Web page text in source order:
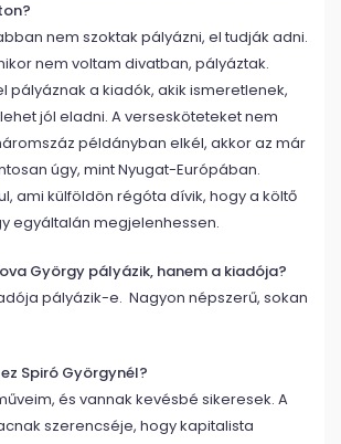
nem szoktak pályázni, el tudják adni.
nem voltam divatban, pályáztak.
pályáznak a kiadók, akik ismeretlenek,
jól eladni. A versesköteteket nem
példányban elkél, akkor az már
úgy, mint Nyugat-Európában.
ami külföldön régóta dívik, hogy a költő
egyáltalán megjelenhessen.
György pályázik, hanem a kiadója?
pályázik-e. Nagyon népszerű, sokan
Spiró Györgynél?
és vannak kevésbé sikeresek. A
szerencséje, hogy kapitalista